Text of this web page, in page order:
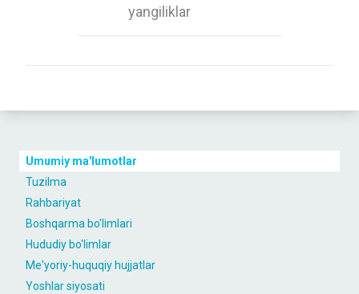
Umumiy ma'lumotlar
Tuzilma
Rahbariyat
Boshqarma bo'limlari
Hududiy bo'limlar
Me'yoriy-huquqiy hujjatlar
Yoshlar siyosati
yangiliklar